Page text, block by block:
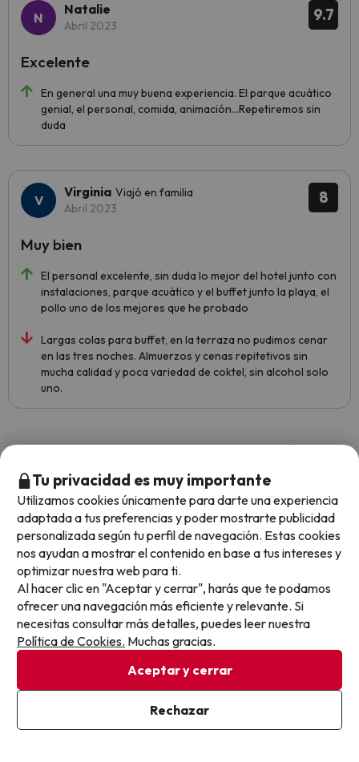
9.7
Natalie
Abril 2023
En general una muy buena experiencia. El parque acuático
genial, el personal, comida, animación...Repetiremos sin
duda
Excelente
8
Virginia Viajó en familia
Abril 2023
El personal excelente, sin duda lo mejor del hotel junto con
instalaciones, parque acuático y el buffet junto la playa, el
pollo uno de los mejores que he probado
Largas colas para buffet, en la terraza no pudimos cenar
en las tres noches. Almuerzos y cenas repitetivos sin
mucha calidad y poca variedad de coktel, sin alcohol solo
uno.
Muy bien
Mostrar más opiniones
Opiniones sobre buscounchollo.com
Trustpilot BuscoUnChollo.com
Tu privacidad es muy importante
Utilizamos cookies únicamente para darte una experiencia
adaptada a tus preferencias y poder mostrarte publicidad
personalizada según tu perfil de navegación. Estas cookies
nos ayudan a mostrar el contenido en base a tus intereses y
optimizar nuestra web para ti.
Al hacer clic en "Aceptar y cerrar", harás que te podamos
ofrecer una navegación más eficiente y relevante. Si
necesitas consultar más detalles, puedes leer nuestra
Política de Cookies. Muchas gracias.
Aceptar y cerrar
Rechazar